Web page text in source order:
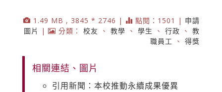
1.49 MB , 3845 * 2746 | 點閱：1501 | 申請
圖片
| 分類： 校友 、 教學 、 學生 、 行政 、 教
職員工
、 得獎
相關連結、圖片
引用新聞：本校推動永續成果優異